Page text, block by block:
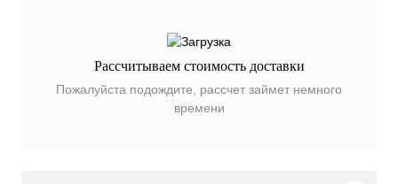
Рассчитываем стоимость доставки
Пожалуйста подождите, рассчет займет немного
времени